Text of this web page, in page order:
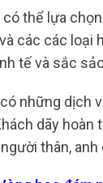
thể lựa
các các
tế và sắc
những dịch
dãy
thân,